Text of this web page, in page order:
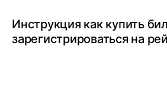
Инструкция как купить
зарегистрироваться на